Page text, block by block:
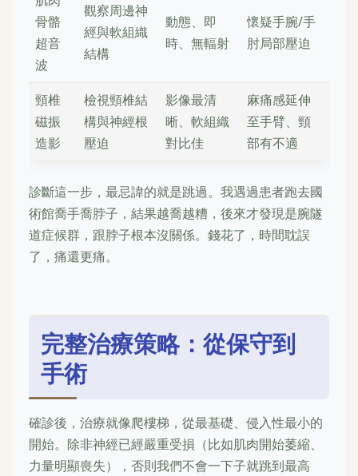
骨骼
超音
波
觀察周邊神
經與軟組織
結構
動態、即
時、無輻射
懷疑手腕/手
肘局部壓迫
頸椎
磁振
造影
檢視頸椎結
構與神經根
壓迫
影像最清
晰、軟組織
對比佳
麻痛感延伸
至手臂、頸
部有不適
診斷這一步，最忌諱的就是跳過。我遇過患者跑去國
術館喬手喬脖子，結果越喬越糟，後來才發現是腕隧
道症候群，跟脖子根本沒關係。錢花了，時間耽誤
了，痛還更痛。
完整治療策略：從保守到
手術
確診後，治療就像爬樓梯，從最基礎、侵入性最小的
開始。除非神經已經嚴重受損（比如肌肉開始萎縮、
力量明顯喪失），否則我們不會一下子就跳到最高